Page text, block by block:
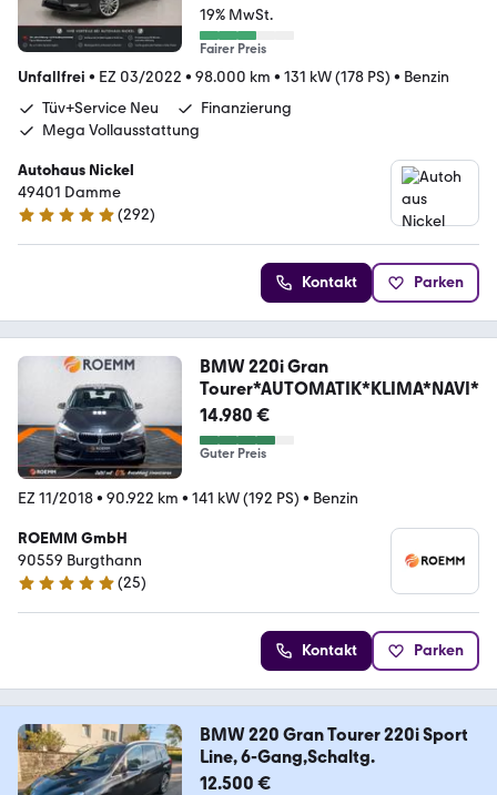
19% MwSt.
Fairer Preis
Unfallfrei • EZ 03/2022 • 98.000 km • 131 kW (178 PS) • Benzin
Tüv+Service Neu
Finanzierung
Mega Vollausstattung
Autohaus Nickel
49401 Damme
4.8 Sterne
(292)
Kontakt Parken
BMW 220i Gran
Tourer*AUTOMATIK*KLIMA*NAVI*
14.980 €
Guter Preis
EZ 11/2018• 90.922 km • 141 kW (192 PS) • Benzin
ROEMM GmbH
90559 Burgthann
5 Sterne
(25)
Kontakt Parken
BMW 220 Gran Tourer 220i Sport
Line, 6-Gang,Schaltg.
12.500 €